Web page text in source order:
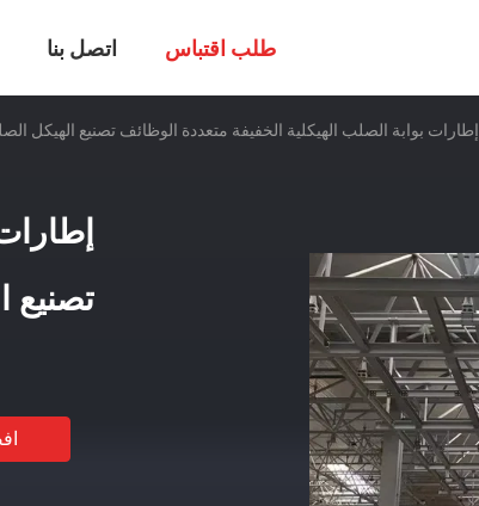
اتصل بنا طلب اقتباس
إطارات بوابة الصلب الهيكلية الخفيفة متعددة الوظائف تصنيع الهيكل
تصنيع